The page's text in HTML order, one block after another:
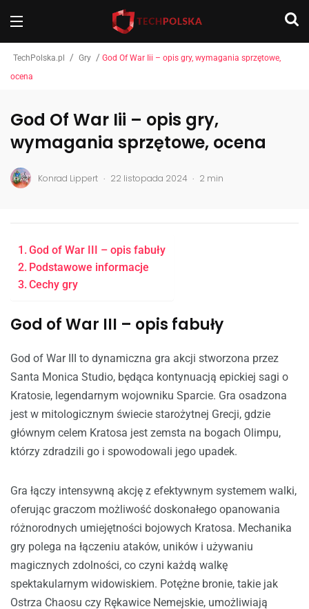
TechPolska.pl / Gry / God Of War Iii – opis gry, wymagania sprzętowe,
ocena
God Of War Iii – opis gry,
wymagania sprzętowe, ocena
Konrad Lippert . 22 listopada 2024 . 2 min
God of War III – opis fabuły
Podstawowe informacje
Cechy gry
God of War III – opis fabuły
God of War III to dynamiczna gra akcji stworzona przez
Santa Monica Studio, będąca kontynuacją epickiej sagi o
Kratosie, legendarnym wojowniku Sparcie. Gra osadzona
jest w mitologicznym świecie starożytnej Grecji, gdzie
głównym celem Kratosa jest zemsta na bogach Olimpu,
którzy zdradzili go i spowodowali jego upadek.
Gra łączy intensywną akcję z efektywnym systemem walki,
oferując graczom możliwość doskonałego opanowania
różnorodnych umiejętności bojowych Kratosa. Mechanika
gry polega na łączeniu ataków, uników i używaniu
magicznych zdolności, co czyni każdą walkę
spektakularnym widowiskiem. Potężne bronie, takie jak
Ostrza Chaosu czy Rękawice Nemejskie, umożliwiają